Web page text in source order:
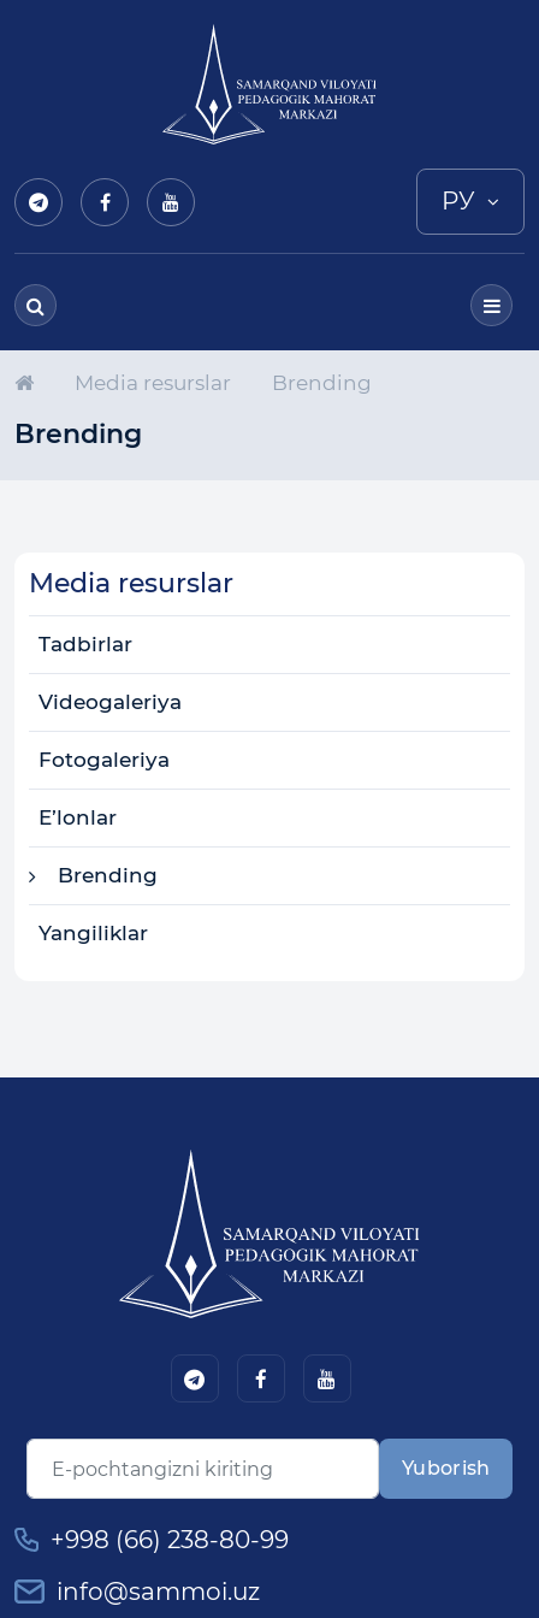
РУ
Media resurslar Brending
Brending
Media resurslar
Tadbirlar
Videogaleriya
Fotogaleriya
E’lonlar
Brending
Yangiliklar
Yuborish
+998 (66) 238-80-99
info@sammoi.uz